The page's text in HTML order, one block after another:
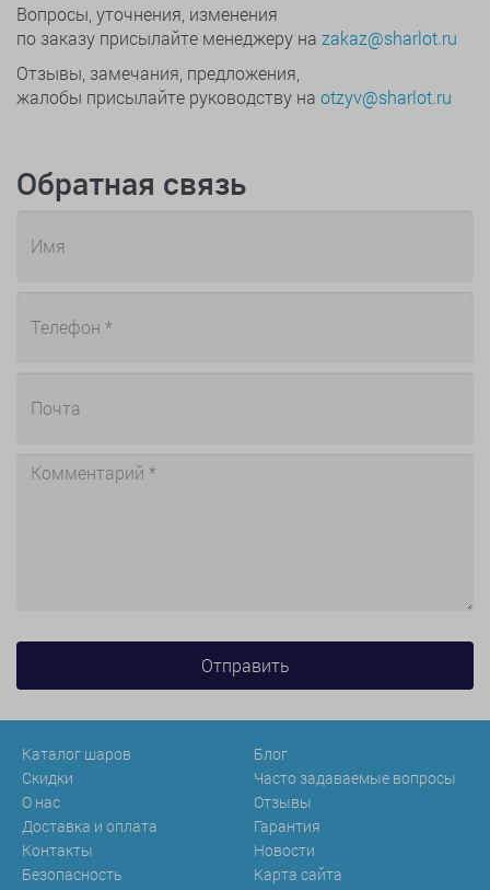
Вопросы, уточнения, изменения
по заказу присылайте менеджеру на zakaz@sharlot.ru
Отзывы, замечания, предложения,
жалобы присылайте руководству на otzyv@sharlot.ru
Обратная связь
Каталог шаров
Скидки
О нас
Доставка и оплата
Контакты
Безопасность
Блог
Часто задаваемые вопросы
Отзывы
Гарантия
Новости
Карта сайта